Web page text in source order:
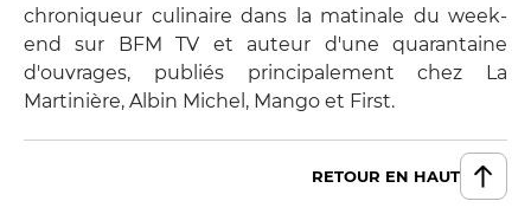
chroniqueur culinaire dans la matinale du week-
end sur BFM TV et auteur d'une quarantaine
d'ouvrages, publiés principalement chez La
Martinière, Albin Michel, Mango et First.
RETOUR EN HAUT